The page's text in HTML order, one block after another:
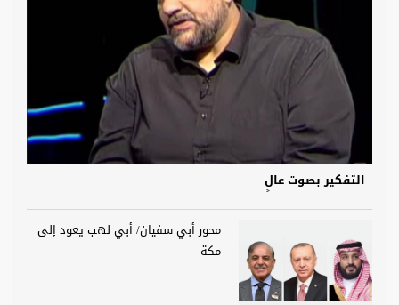
التفكير بصوت عالٍ
محور أبي سفيان/ أبي لهب يعود إلى
مكة